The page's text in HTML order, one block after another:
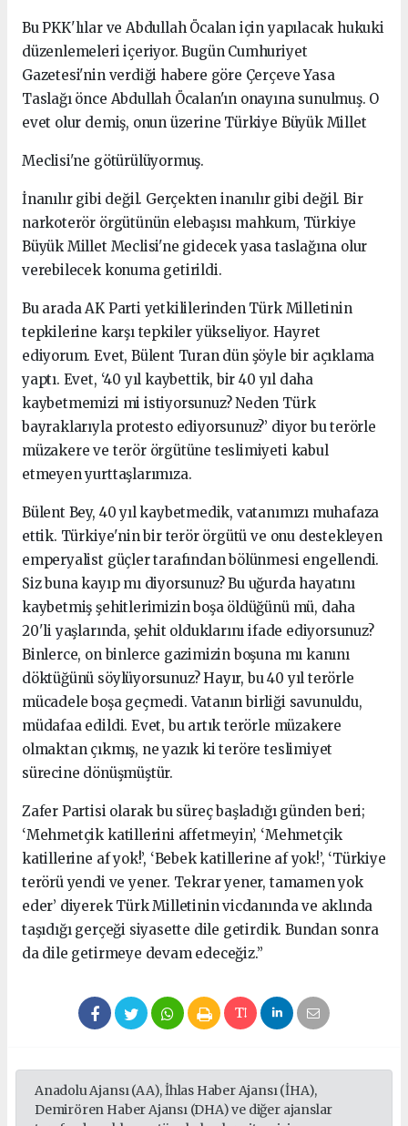
Bu PKK'lılar ve Abdullah Öcalan için yapılacak hukuki
düzenlemeleri içeriyor. Bugün Cumhuriyet
Gazetesi'nin verdiği habere göre Çerçeve Yasa
Taslağı önce Abdullah Öcalan'ın onayına sunulmuş. O
evet olur demiş, onun üzerine Türkiye Büyük Millet
Meclisi'ne götürülüyormuş.
İnanılır gibi değil. Gerçekten inanılır gibi değil. Bir
narkoterör örgütünün elebaşısı mahkum, Türkiye
Büyük Millet Meclisi'ne gidecek yasa taslağına olur
verebilecek konuma getirildi.
Bu arada AK Parti yetkililerinden Türk Milletinin
tepkilerine karşı tepkiler yükseliyor. Hayret
ediyorum. Evet, Bülent Turan dün şöyle bir açıklama
yaptı. Evet, ‘40 yıl kaybettik, bir 40 yıl daha
kaybetmemizi mi istiyorsunuz? Neden Türk
bayraklarıyla protesto ediyorsunuz?’ diyor bu terörle
müzakere ve terör örgütüne teslimiyeti kabul
etmeyen yurttaşlarımıza.
Bülent Bey, 40 yıl kaybetmedik, vatanımızı muhafaza
ettik. Türkiye'nin bir terör örgütü ve onu destekleyen
emperyalist güçler tarafından bölünmesi engellendi.
Siz buna kayıp mı diyorsunuz? Bu uğurda hayatını
kaybetmiş şehitlerimizin boşa öldüğünü mü, daha
20'li yaşlarında, şehit olduklarını ifade ediyorsunuz?
Binlerce, on binlerce gazimizin boşuna mı kanını
döktüğünü söylüyorsunuz? Hayır, bu 40 yıl terörle
mücadele boşa geçmedi. Vatanın birliği savunuldu,
müdafaa edildi. Evet, bu artık terörle müzakere
olmaktan çıkmış, ne yazık ki teröre teslimiyet
sürecine dönüşmüştür.
Zafer Partisi olarak bu süreç başladığı günden beri;
‘Mehmetçik katillerini affetmeyin’, ‘Mehmetçik
katillerine af yok!’, ‘Bebek katillerine af yok!’, ‘Türkiye
terörü yendi ve yener. Tekrar yener, tamamen yok
eder’ diyerek Türk Milletinin vicdanında ve aklında
taşıdığı gerçeği siyasette dile getirdik. Bundan sonra
da dile getirmeye devam edeceğiz.”
Anadolu Ajansı (AA), İhlas Haber Ajansı (İHA),
Demirören Haber Ajansı (DHA) ve diğer ajanslar